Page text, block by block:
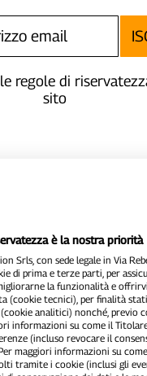
regole di
sito
Testata Giornalistica
1/2021 del 1/2/2021 -
editore:66communication
02798890188
Alessandro Secchi-
è la nostra priorità
Srls, con sede legale in Via
di prima e terze parti, per
la funzionalità e offrirvi
(cookie tecnici), per finalità
analitici) nonché, previo
informazioni su come il
(incluso revocare il
maggiori informazioni su
tramite i cookie (inclusi gli